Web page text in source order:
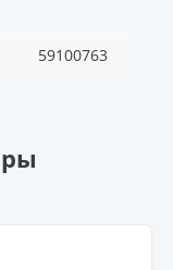
59100763